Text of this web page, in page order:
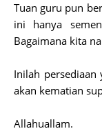
Tuan guru pun
ini hanya
Bagaimana kita
Inilah persediaan
akan kematian
Allahuallam.